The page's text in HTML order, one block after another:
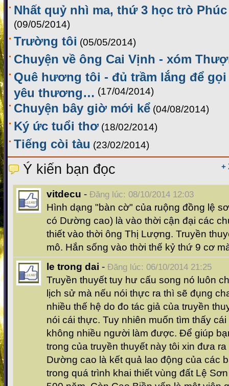
Nhất quỷ nhì ma, thứ 3 học trò
(09/05/2014)
Trường tôi (05/05/2014)
Chuyện về ông Cai Vịnh - xóm
Quê hương tôi - đủ trầm lắng để
yêu thương… (17/04/2014)
Chuyện bây giờ mới kể (04/08/2014)
Ký ức tuổi thơ (18/02/2014)
Tiếng còi tàu (23/02/2014)
+
Ý kiến bạn đọc
vitdecu - Đăng lúc: 08/10/2014 12:03
Hình dạng "bàn cờ" của ruộng đồng lệ
có Dường cao) là vào thời cận đại các
thiết vào thời ông Thị Lượng. Truyền
mô. Hắn sống vào thời thế kỷ thứ 9 cơ
le trong dai - Đăng lúc: 06/10/2014 21:25
Truyền thuyết tuy hư cấu song nó luôn
lịch sử mà nếu nói thực ra thì sẽ đụng
nhiều thế hệ do đo tác giả của truyền
nói cái thực. Tuy nhiên muốn tìm thấy
không nhiều người làm được. Để giúp
trong của truyền thuyết này tôi xin đưa
Dường cao là kết quả lao động của các
trong quá trình khai thiết vùng đất Lệ